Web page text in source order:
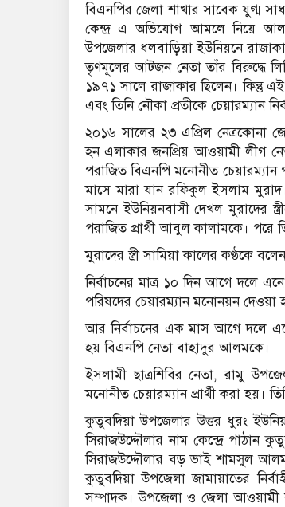
বিএনপির জেলা শাখার সাবেক যুগ্ম
কেন্দ্র এ অভিযোগ আমলে নিয়ে
উপজেলার ধলবাড়িয়া ইউনিয়নে
তৃণমূলের আটজন নেতা তাঁর বিরুদ্ধে
১৯৭১ সালে রাজাকার ছিলেন। কিন্তু
এবং তিনি নৌকা প্রতীকে চেয়ারম্যান
২০১৬ সালের ২৩ এপ্রিল নেত্রকোনা
হন এলাকার জনপ্রিয় আওয়ামী লীগ
পরাজিত বিএনপি মনোনীত
মাসে মারা যান রফিকুল ইসলাম মুরাদ।
সামনে ইউনিয়নবাসী দেখল মুরাদের
পরাজিত প্রার্থী আবুল কালামকে। পরে
মুরাদের স্ত্রী সামিয়া কালের কণ্ঠকে
নির্বাচনের মাত্র ১০ দিন আগে দলে
পরিষদের চেয়ারম্যান মনোনয়ন দেওয়া
আর নির্বাচনের এক মাস আগে দলে
হয় বিএনপি নেতা বাহাদুর আলমকে।
ইসলামী ছাত্রশিবির নেতা, রামু
মনোনীত চেয়ারম্যান প্রার্থী করা হয়।
কুতুবদিয়া উপজেলার উত্তর ধুরং
সিরাজউদ্দৌলার নাম কেন্দ্রে
সিরাজউদ্দৌলার বড় ভাই শামসুল
কুতুবদিয়া উপজেলা জামায়াতের
সম্পাদক। উপজেলা ও জেলা আওয়ামী